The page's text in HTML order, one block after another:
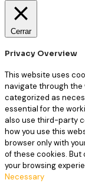
Cerrar
Privacy Overview
This website uses
navigate through the
categorized as
essential for the
also use third-party
how you use this
browser only with
of these cookies.
your browsing
Necessary